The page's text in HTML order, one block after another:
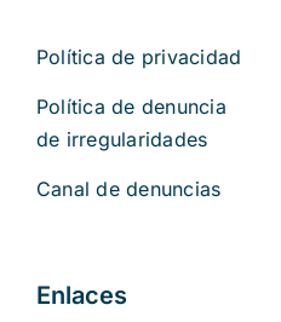
Política de privacidad
Política de denuncia
de irregularidades
Canal de denuncias
Enlaces